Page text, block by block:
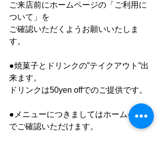
ご来店前にホームページの「ご利用に
ついて」を
ご確認いただくようお願いいたしま
す。
●焼菓子とドリンクの”テイクアウト”出
来ます。
ドリンクは50yen offでのご提供です。
●メニューにつきましてはホームページ
でご確認いただけます。